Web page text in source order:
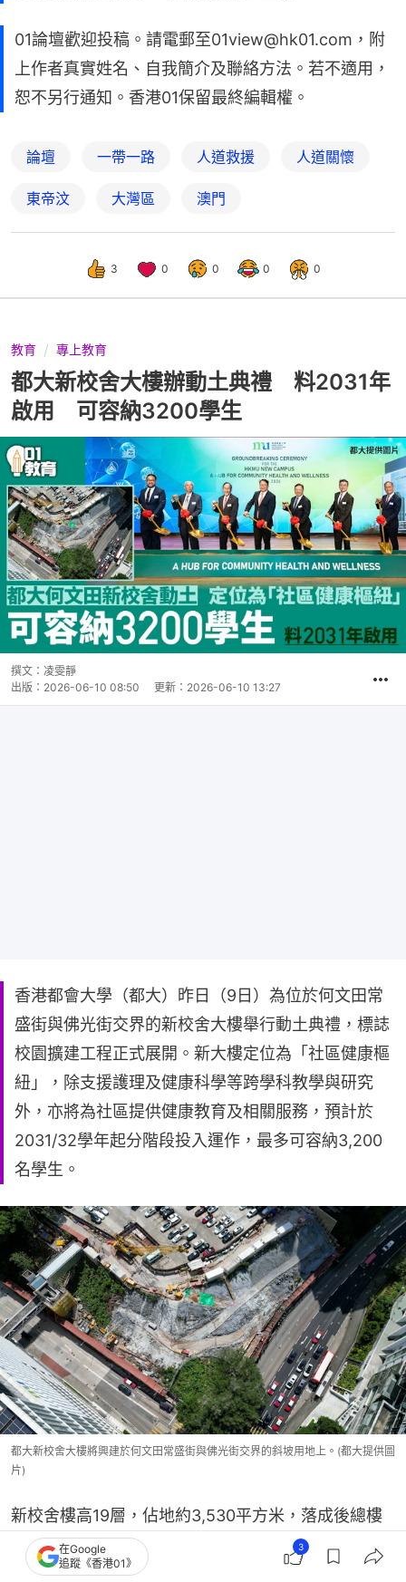
01論壇歡迎投稿。請電郵至01view@hk01.com，附
上作者真實姓名、自我簡介及聯絡方法。若不適用，
恕不另行通知。香港01保留最終編輯權。
論壇 一帶一路 人道救援 人道關懷
東帝汶 大灣區 澳門
3 0 0 0 0
教育 專上教育
都大新校舍大樓辦動土典禮 料2031年
啟用 可容納3200學生
撰文： 凌雯靜
出版： 2026-06-10 08:50 更新： 2026-06-10 13:27
香港都會大學（都大）昨日（9日）為位於何文田常
盛街與佛光街交界的新校舍大樓舉行動土典禮，標誌
校園擴建工程正式展開。新大樓定位為「社區健康樞
紐」，除支援護理及健康科學等跨學科教學與研究
外，亦將為社區提供健康教育及相關服務，預計於
2031/32學年起分階段投入運作，最多可容納3,200
名學生。
都大新校舍大樓將興建於何文田常盛街與佛光街交界的斜坡用地上。(都大提供圖
片)
新校舍樓高19層，佔地約3,530平方米，落成後總樓
面面積約31,770平方米。設施包括跨學科研究中心、
可容納約600人的多用途演藝廳、多媒體演講廳、圖
在Google
追蹤《香港01》
3